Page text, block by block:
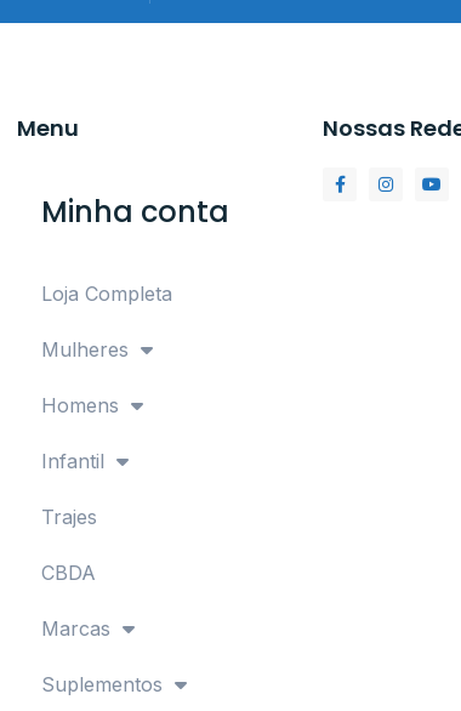
Menu
Minha conta
Loja Completa
Mulheres
Homens
Infantil
Trajes
CBDA
Marcas
Suplementos
Nossas